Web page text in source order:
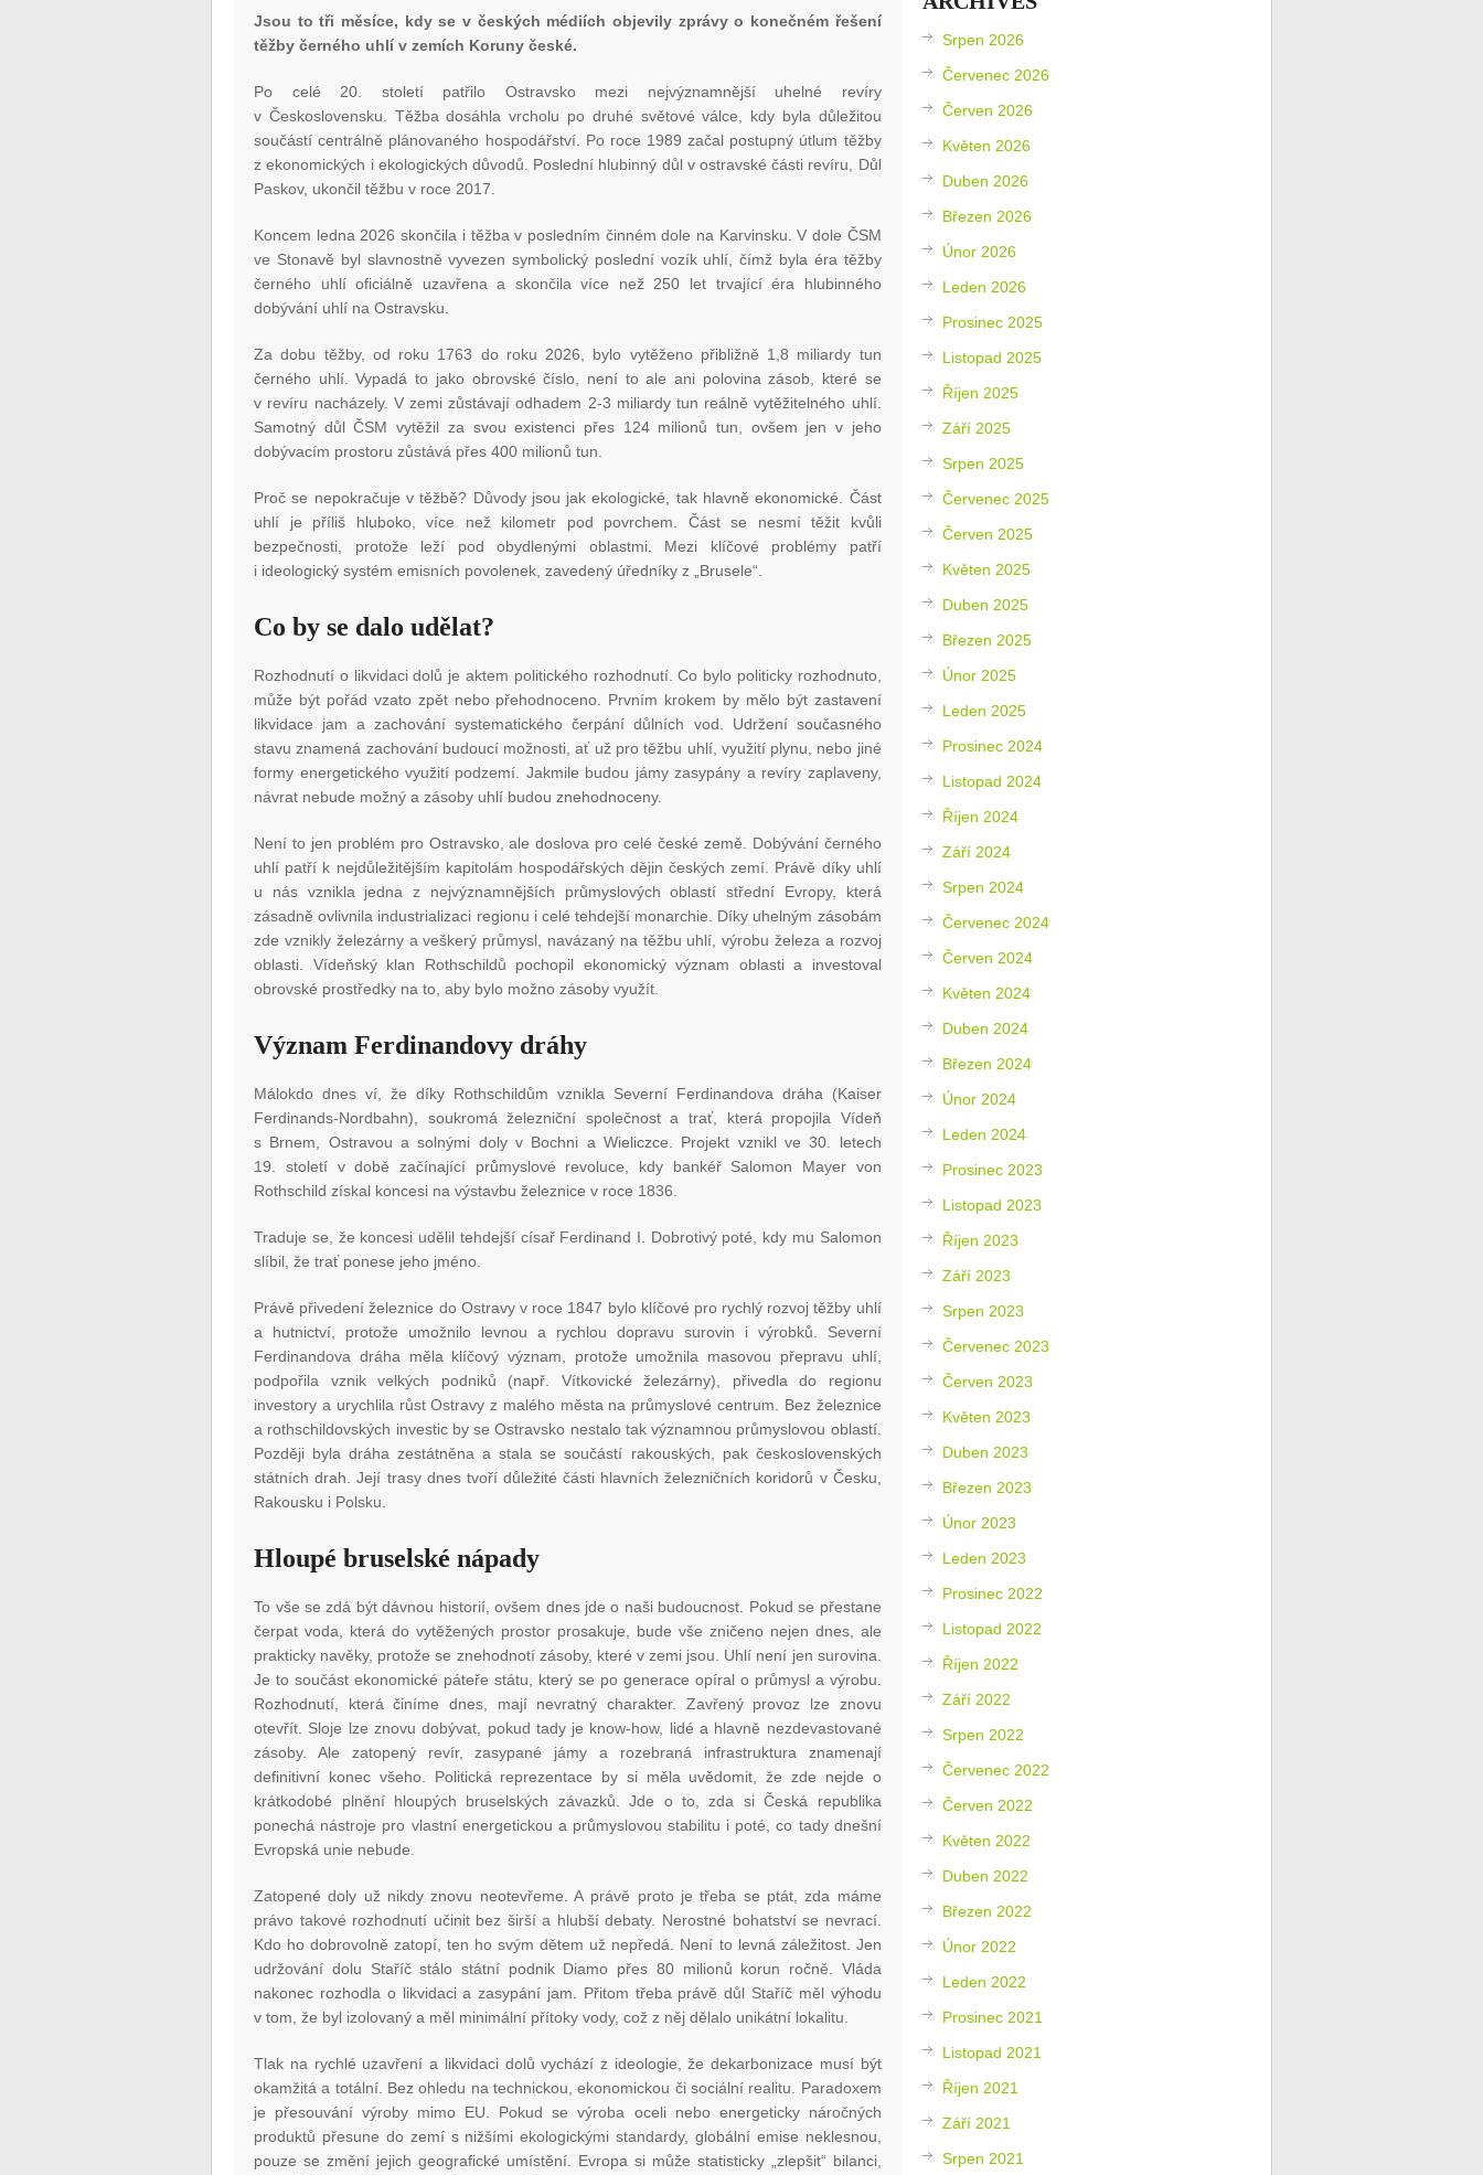
Jsou to tři měsíce, kdy se v českých médiích objevily zprávy o konečném řešení
těžby černého uhlí v zemích Koruny české.
Po celé 20. století patřilo Ostravsko mezi nejvýznamnější uhelné revíry
v Československu. Těžba dosáhla vrcholu po druhé světové válce, kdy byla důležitou
součástí centrálně plánovaného hospodářství. Po roce 1989 začal postupný útlum těžby
z ekonomických i ekologických důvodů. Poslední hlubinný důl v ostravské části revíru, Důl
Paskov, ukončil těžbu v roce 2017.
Koncem ledna 2026 skončila i těžba v posledním činném dole na Karvinsku. V dole ČSM
ve Stonavě byl slavnostně vyvezen symbolický poslední vozík uhlí, čímž byla éra těžby
černého uhlí oficiálně uzavřena a skončila více než 250 let trvající éra hlubinného
dobývání uhlí na Ostravsku.
Za dobu těžby, od roku 1763 do roku 2026, bylo vytěženo přibližně 1,8 miliardy tun
černého uhlí. Vypadá to jako obrovské číslo, není to ale ani polovina zásob, které se
v revíru nacházely. V zemi zůstávají odhadem 2-3 miliardy tun reálně vytěžitelného uhlí.
Samotný důl ČSM vytěžil za svou existenci přes 124 milionů tun, ovšem jen v jeho
dobývacím prostoru zůstává přes 400 milionů tun.
Proč se nepokračuje v těžbě? Důvody jsou jak ekologické, tak hlavně ekonomické. Část
uhlí je příliš hluboko, více než kilometr pod povrchem. Část se nesmí těžit kvůli
bezpečnosti, protože leží pod obydlenými oblastmi. Mezi klíčové problémy patří
i ideologický systém emisních povolenek, zavedený úředníky z „Brusele“.
Co by se dalo udělat?
Rozhodnutí o likvidaci dolů je aktem politického rozhodnutí. Co bylo politicky rozhodnuto,
může být pořád vzato zpět nebo přehodnoceno. Prvním krokem by mělo být zastavení
likvidace jam a zachování systematického čerpání důlních vod. Udržení současného
stavu znamená zachování budoucí možnosti, ať už pro těžbu uhlí, využití plynu, nebo jiné
formy energetického využití podzemí. Jakmile budou jámy zasypány a revíry zaplaveny,
návrat nebude možný a zásoby uhlí budou znehodnoceny.
Není to jen problém pro Ostravsko, ale doslova pro celé české země. Dobývání černého
uhlí patří k nejdůležitějším kapitolám hospodářských dějin českých zemí. Právě díky uhlí
u nás vznikla jedna z nejvýznamnějších průmyslových oblastí střední Evropy, která
zásadně ovlivnila industrializaci regionu i celé tehdejší monarchie. Díky uhelným zásobám
zde vznikly železárny a veškerý průmysl, navázaný na těžbu uhlí, výrobu železa a rozvoj
oblasti. Vídeňský klan Rothschildů pochopil ekonomický význam oblasti a investoval
obrovské prostředky na to, aby bylo možno zásoby využít.
Význam Ferdinandovy dráhy
Málokdo dnes ví, že díky Rothschildům vznikla Severní Ferdinandova dráha (Kaiser
Ferdinands-Nordbahn), soukromá železniční společnost a trať, která propojila Vídeň
s Brnem, Ostravou a solnými doly v Bochni a Wieliczce. Projekt vznikl ve 30. letech
19. století v době začínající průmyslové revoluce, kdy bankéř Salomon Mayer von
Rothschild získal koncesi na výstavbu železnice v roce 1836.
Traduje se, že koncesi udělil tehdejší císař Ferdinand I. Dobrotivý poté, kdy mu Salomon
slíbil, že trať ponese jeho jméno.
Právě přivedení železnice do Ostravy v roce 1847 bylo klíčové pro rychlý rozvoj těžby uhlí
a hutnictví, protože umožnilo levnou a rychlou dopravu surovin i výrobků. Severní
Ferdinandova dráha měla klíčový význam, protože umožnila masovou přepravu uhlí,
podpořila vznik velkých podniků (např. Vítkovické železárny), přivedla do regionu
investory a urychlila růst Ostravy z malého města na průmyslové centrum. Bez železnice
a rothschildovských investic by se Ostravsko nestalo tak významnou průmyslovou oblastí.
Později byla dráha zestátněna a stala se součástí rakouských, pak československých
státních drah. Její trasy dnes tvoří důležité části hlavních železničních koridorů v Česku,
Rakousku i Polsku.
Hloupé bruselské nápady
To vše se zdá být dávnou historií, ovšem dnes jde o naši budoucnost. Pokud se přestane
čerpat voda, která do vytěžených prostor prosakuje, bude vše zničeno nejen dnes, ale
prakticky navěky, protože se znehodnotí zásoby, které v zemi jsou. Uhlí není jen surovina.
Je to součást ekonomické páteře státu, který se po generace opíral o průmysl a výrobu.
Rozhodnutí, která činíme dnes, mají nevratný charakter. Zavřený provoz lze znovu
otevřít. Sloje lze znovu dobývat, pokud tady je know-how, lidé a hlavně nezdevastované
zásoby. Ale zatopený revír, zasypané jámy a rozebraná infrastruktura znamenají
definitivní konec všeho. Politická reprezentace by si měla uvědomit, že zde nejde o
krátkodobé plnění hloupých bruselských závazků. Jde o to, zda si Česká republika
ponechá nástroje pro vlastní energetickou a průmyslovou stabilitu i poté, co tady dnešní
Evropská unie nebude.
Zatopené doly už nikdy znovu neotevřeme. A právě proto je třeba se ptát, zda máme
právo takové rozhodnutí učinit bez širší a hlubší debaty. Nerostné bohatství se nevrací.
Kdo ho dobrovolně zatopí, ten ho svým dětem už nepředá. Není to levná záležitost. Jen
udržování dolu Staříč stálo státní podnik Diamo přes 80 milionů korun ročně. Vláda
nakonec rozhodla o likvidaci a zasypání jam. Přitom třeba právě důl Staříč měl výhodu
v tom, že byl izolovaný a měl minimální přítoky vody, což z něj dělalo unikátní lokalitu.
Tlak na rychlé uzavření a likvidaci dolů vychází z ideologie, že dekarbonizace musí být
okamžitá a totální. Bez ohledu na technickou, ekonomickou či sociální realitu. Paradoxem
je přesouvání výroby mimo EU. Pokud se výroba oceli nebo energeticky náročných
produktů přesune do zemí s nižšími ekologickými standardy, globální emise neklesnou,
pouze se změní jejich geografické umístění. Evropa si může statisticky „zlepšit“ bilanci,
Srpen 2026
Červenec 2026
Červen 2026
Květen 2026
Duben 2026
Březen 2026
Únor 2026
Leden 2026
Prosinec 2025
Listopad 2025
Říjen 2025
Září 2025
Srpen 2025
Červenec 2025
Červen 2025
Květen 2025
Duben 2025
Březen 2025
Únor 2025
Leden 2025
Prosinec 2024
Listopad 2024
Říjen 2024
Září 2024
Srpen 2024
Červenec 2024
Červen 2024
Květen 2024
Duben 2024
Březen 2024
Únor 2024
Leden 2024
Prosinec 2023
Listopad 2023
Říjen 2023
Září 2023
Srpen 2023
Červenec 2023
Červen 2023
Květen 2023
Duben 2023
Březen 2023
Únor 2023
Leden 2023
Prosinec 2022
Listopad 2022
Říjen 2022
Září 2022
Srpen 2022
Červenec 2022
Červen 2022
Květen 2022
Duben 2022
Březen 2022
Únor 2022
Leden 2022
Prosinec 2021
Listopad 2021
Říjen 2021
Září 2021
Srpen 2021